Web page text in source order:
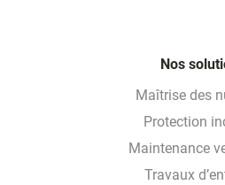
Nos
Maîtrise des
Protection
Maintenance
Travaux